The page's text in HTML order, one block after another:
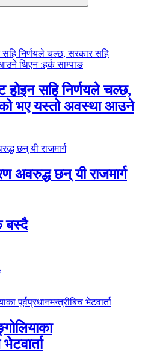
होइन सहि निर्णयले चल्छ,
भए यस्तो अवस्था आउने
अवरुद्ध छन् यी राजमार्ग
बस्दै